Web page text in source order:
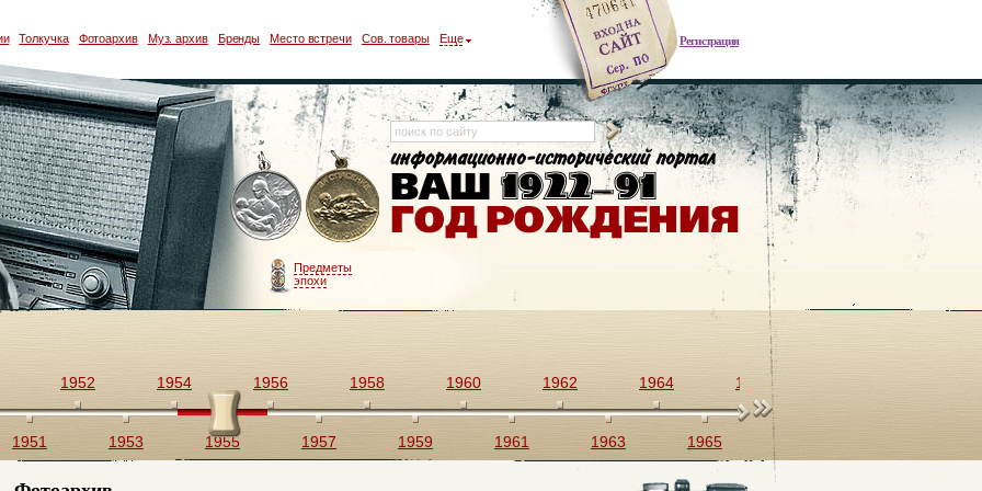
Регистрация
Толкучка Фотоархив Муз. архив Бренды Место встречи Сов. товары Еще
Предметы
эпохи
1951
1952
1953
1954
1955
1956
1957
1958
1959
1960
1961
1962
1963
1964
1965
1966